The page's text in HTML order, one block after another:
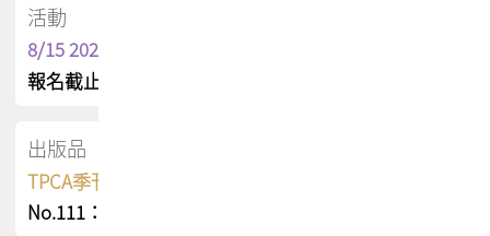
活動
8/15 2026 TPCA健康盃保齡球聯誼賽
報名截止日 : 8/3 活動日期 : 8/15
出版品
TPCA季刊 FREE 線上版
No.111：PCB全球風險布局與韌性